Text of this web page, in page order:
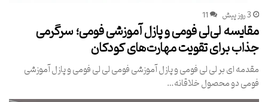
3 روز پیش 11
مقایسه لی‌لی فومی و پازل آموزشی فومی؛ سرگرمی
جذاب برای تقویت مهارت‌های کودکان
مقدمه ای بر لی لی فومی و پازل آموزشی فومی لی لی فومی و پازل آموزشی
فومی دو محصول خلاقانه…